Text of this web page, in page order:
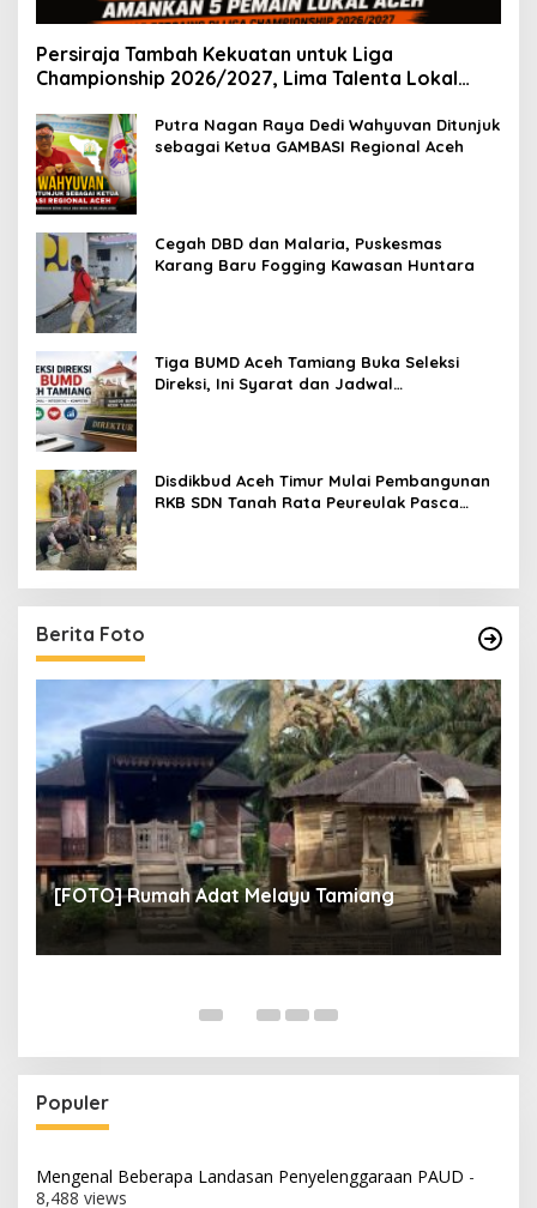
Persiraja Tambah Kekuatan untuk Liga
Championship 2026/2027, Lima Talenta Lokal
Putra Nagan Raya Dedi Wahyuvan Ditunjuk
sebagai Ketua GAMBASI Regional Aceh
Cegah DBD dan Malaria, Puskesmas
Karang Baru Fogging Kawasan Huntara
Tiga BUMD Aceh Tamiang Buka Seleksi
Direksi, Ini Syarat dan Jadwal
Disdikbud Aceh Timur Mulai Pembangunan
RKB SDN Tanah Rata Peureulak Pasca
Berita Foto
[FOTO] Rumah Adat Melayu Tamiang
Populer
Mengenal Beberapa Landasan Penyelenggaraan PAUD -
8,488 views